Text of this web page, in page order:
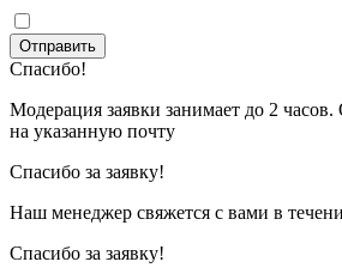
Отправить
Спасибо!
Модерация заявки занимает до 2
на указанную почту
Спасибо за заявку!
Наш менеджер свяжется с вами в
Спасибо за заявку!